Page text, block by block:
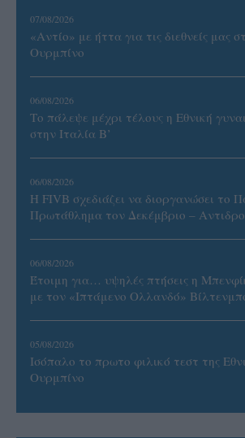
07/08/2026
«Αντίο» με ήττα για τις διεθνείς μας
Ουρμπίνο
06/08/2026
Το πάλεψε μέχρι τέλους η Εθνική
στην Ιταλία Β’
06/08/2026
Η FIVB σχεδιάζει να διοργανώσει το
Πρωτάθλημα τον Δεκέμβριο –
06/08/2026
Έτοιμη για… υψηλές πτήσεις η
με τον «Ιπτάμενο Ολλανδό»
05/08/2026
Ισόπαλο το πρωτο φιλικό τεστ της
Ουρμπίνο